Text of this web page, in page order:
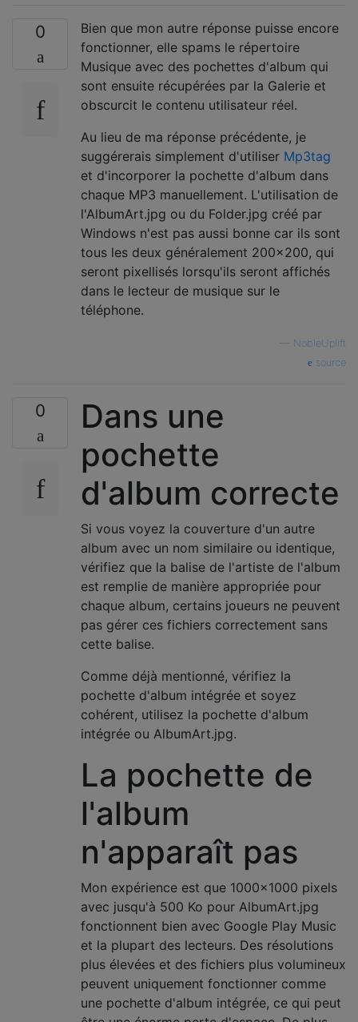
0
Bien que mon autre réponse puisse encore
fonctionner, elle spams le répertoire
Musique avec des pochettes d'album qui
sont ensuite récupérées par la Galerie et
obscurcit le contenu utilisateur réel.
Au lieu de ma réponse précédente, je
suggérerais simplement d'utiliser Mp3tag
et d'incorporer la pochette d'album dans
chaque MP3 manuellement. L'utilisation de
l'AlbumArt.jpg ou du Folder.jpg créé par
Windows n'est pas aussi bonne car ils sont
tous les deux généralement 200x200, qui
seront pixellisés lorsqu'ils seront affichés
dans le lecteur de musique sur le
téléphone.
NobleUplift
source
0
Dans une
pochette
d'album correcte
Si vous voyez la couverture d'un autre
album avec un nom similaire ou identique,
vérifiez que la balise de l'artiste de l'album
est remplie de manière appropriée pour
chaque album, certains joueurs ne peuvent
pas gérer ces fichiers correctement sans
cette balise.
Comme déjà mentionné, vérifiez la
pochette d'album intégrée et soyez
cohérent, utilisez la pochette d'album
intégrée ou AlbumArt.jpg.
La pochette de
l'album
n'apparaît pas
Mon expérience est que 1000x1000 pixels
avec jusqu'à 500 Ko pour AlbumArt.jpg
fonctionnent bien avec Google Play Music
et la plupart des lecteurs. Des résolutions
plus élevées et des fichiers plus volumineux
peuvent uniquement fonctionner comme
une pochette d'album intégrée, ce qui peut